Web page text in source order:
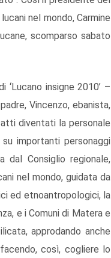
nel mondo, Carmine
scomparso sabato
insigne 2010’ –
Vincenzo, ebanista,
diventati la personale
importanti personaggi
dal Consiglio regionale,
nel mondo, guidata da
ed etnoantropologici, la
e i Comuni di Matera e
approdando anche
così, cogliere lo